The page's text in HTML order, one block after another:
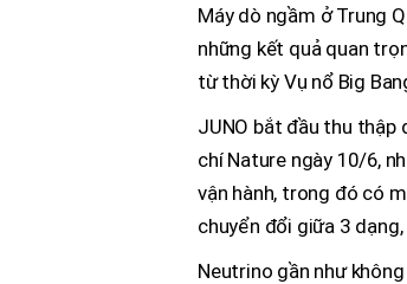
Máy dò ngầm ở Trung
những kết quả quan
từ thời kỳ Vụ nổ Big
JUNO bắt đầu thu thập
chí Nature ngày 10/6,
vận hành, trong đó có
chuyển đổi giữa 3
Neutrino gần như